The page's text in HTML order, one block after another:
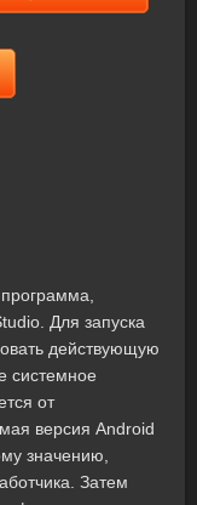
Для запуска
действующую
системное
от
версия Android
значению,
Затем